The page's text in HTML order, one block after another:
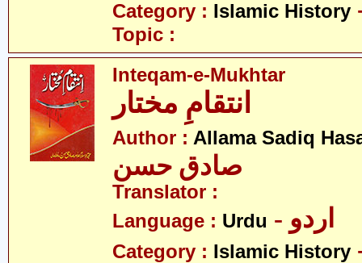
Category : Islamic History
Topic :
Inteqam-e-Mukhtar
انتقامِ مختار
Author : Allama Sadiq
صادق حسن
Translator :
Language : Urdu - اردو
Category : Islamic History